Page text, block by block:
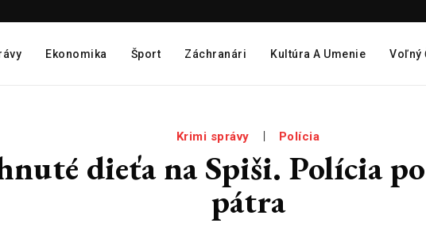
Ekonomika Šport Záchranári Kultúra A Umenie Voľný
Krimi správy Polícia
dieťa na Spiši. Polícia
pátra